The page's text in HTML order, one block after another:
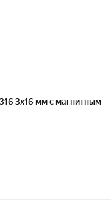
3x16 мм с магнитным